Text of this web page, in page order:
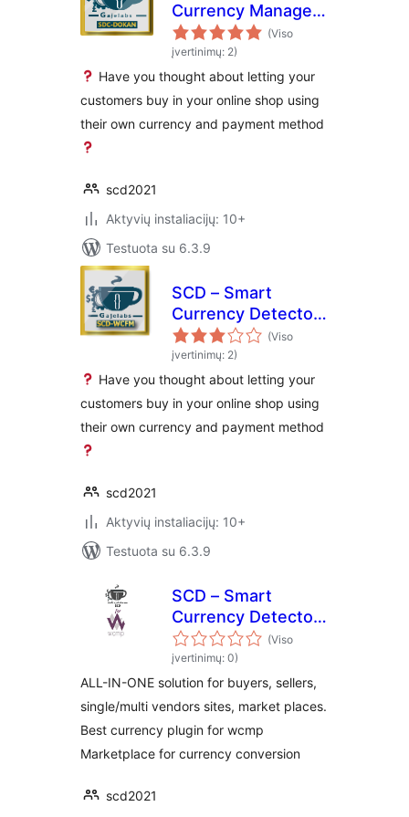
Currency Manager
– Premium Variant
for Dokan
(Viso
įvertinimų: 2)
Have you thought about letting your
customers buy in your online shop using
their own currency and payment method
scd2021
Aktyvių instaliacijų: 10+
Testuota su 6.3.9
SCD – Smart
Currency Detector
– Premium Variant
for WCFM
(Viso
įvertinimų: 2)
Have you thought about letting your
customers buy in your online shop using
their own currency and payment method
scd2021
Aktyvių instaliacijų: 10+
Testuota su 6.3.9
SCD – Smart
Currency Detector
– Premium Variant
for wcmp
(Viso
įvertinimų: 0)
ALL-IN-ONE solution for buyers, sellers,
single/multi vendors sites, market places.
Best currency plugin for wcmp
Marketplace for currency conversion
scd2021